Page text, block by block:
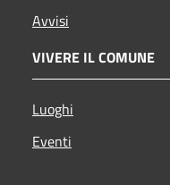
Avvisi
VIVERE IL COMUNE
Luoghi
Eventi